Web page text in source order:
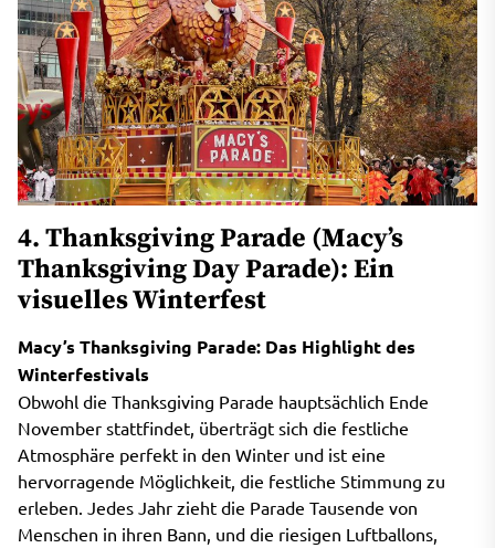
4. Thanksgiving Parade (Macy’s
Thanksgiving Day Parade): Ein
visuelles Winterfest
Macy’s Thanksgiving Parade: Das Highlight des
Winterfestivals
Obwohl die Thanksgiving Parade hauptsächlich Ende
November stattfindet, überträgt sich die festliche
Atmosphäre perfekt in den Winter und ist eine
hervorragende Möglichkeit, die festliche Stimmung zu
erleben. Jedes Jahr zieht die Parade Tausende von
Menschen in ihren Bann, und die riesigen Luftballons,